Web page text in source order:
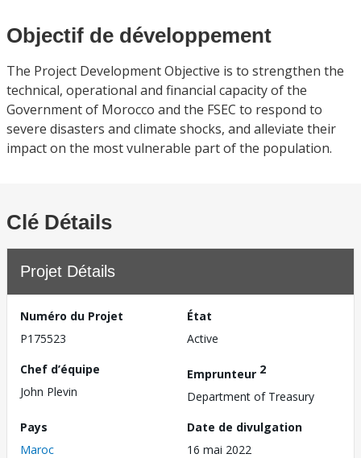
Objectif de développement
The Project Development Objective is to strengthen the
technical, operational and financial capacity of the
Government of Morocco and the FSEC to respond to
severe disasters and climate shocks, and alleviate their
impact on the most vulnerable part of the population.
Clé Détails
Projet Détails
Numéro du Projet
P175523
État
Active
Chef d’équipe
John Plevin
Emprunteur 2
Department of Treasury
Pays
Maroc
Date de divulgation
16 mai 2022